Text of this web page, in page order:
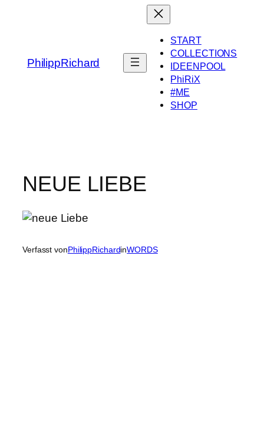
PhilippRichard
START
COLLECTIONS
IDEENPOOL
PhiRiX
#ME
SHOP
NEUE LIEBE
Verfasst vonPhilippRichardinWORDS